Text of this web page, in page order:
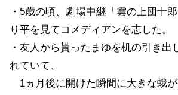
・5歳の頃、劇場中継「雲の上団十
り平を見てコメディアンを志した。
・友人から貰ったまゆを机の引き出
れていて、
1ヵ月後に開けた瞬間に大きな蛾